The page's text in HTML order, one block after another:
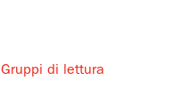
Gruppi di lettura